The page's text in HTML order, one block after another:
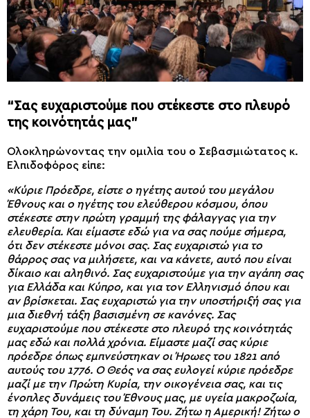
“Σας ευχαριστούμε που στέκεστε στο πλευρό
της κοινότητάς μας”
Ολοκληρώνοντας την ομιλία του ο Σεβασμιώτατος κ.
Ελπιδοφόρος είπε:
«Κύριε Πρόεδρε, είστε ο ηγέτης αυτού του μεγάλου
Έθνους και ο ηγέτης του ελεύθερου κόσμου, όπου
στέκεστε στην πρώτη γραμμή της φάλαγγας για την
ελευθερία. Και είμαστε εδώ για να σας πούμε σήμερα,
ότι δεν στέκεστε μόνοι σας. Σας ευχαριστώ για το
θάρρος σας να μιλήσετε, και να κάνετε, αυτό που είναι
δίκαιο και αληθινό. Σας ευχαριστούμε για την αγάπη σας
για Ελλάδα και Κύπρο, και για τον Ελληνισμό όπου και
αν βρίσκεται. Σας ευχαριστώ για την υποστήριξή σας για
μια διεθνή τάξη βασισμένη σε κανόνες. Σας
ευχαριστούμε που στέκεστε στο πλευρό της κοινότητάς
μας εδώ και πολλά χρόνια. Είμαστε μαζί σας κύριε
πρόεδρε όπως εμπνεύστηκαν οι Ήρωες του 1821 από
αυτούς του 1776. Ο Θεός να σας ευλογεί κύριε πρόεδρε
μαζί με την Πρώτη Κυρία, την οικογένεια σας, και τις
ένοπλες δυνάμεις του Έθνους μας, με υγεία μακροζωία,
τη χάρη Του, και τη δύναμη Του. Ζήτω η Αμερική! Ζήτω ο